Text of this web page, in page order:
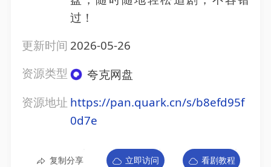
过！
更新时间 2026-05-26
资源类型
夸克网盘
资源地址 https://pan.quark.cn/s/b8efd95f
0d7e
复制分享 立即访问 看剧教程